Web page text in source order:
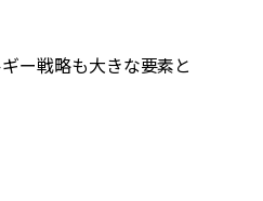
ー戦略も大きな要素と